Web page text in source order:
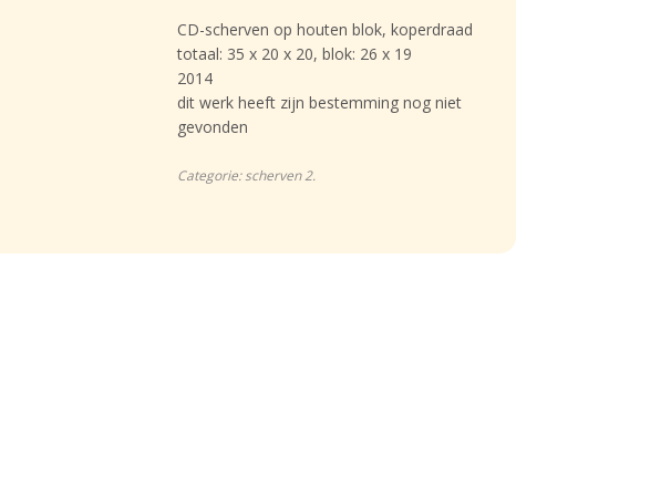
CD-scherven op houten blok, koperdraad
totaal: 35 x 20 x 20, blok: 26 x 19
2014
dit werk heeft zijn bestemming nog niet
gevonden
Categorie:scherven 2.